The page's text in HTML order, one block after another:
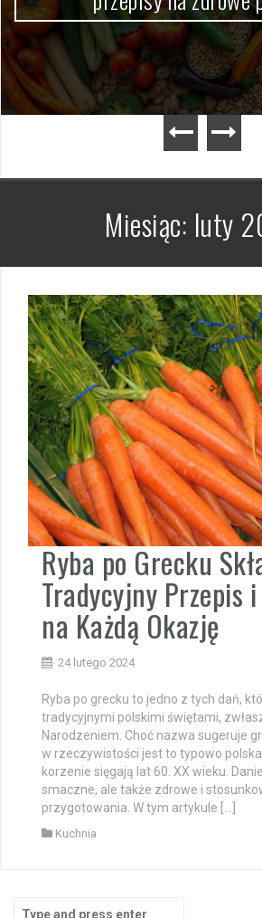
Miesiąc: luty
Ryba po Grecku
Tradycyjny Przepis
na Każdą Okazję
24 lutego 2024
Ryba po grecku to jedno z tych dań,
tradycyjnymi polskimi świętami,
Narodzeniem. Choć nazwa sugeruje
w rzeczywistości jest to typowo
korzenie sięgają lat 60. XX wieku.
smaczne, ale także zdrowe i
przygotowania. W tym artykule […]
Kuchnia